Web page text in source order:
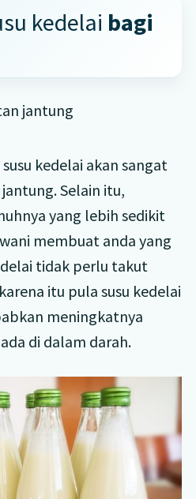
kedelai bagi
jantung
kedelai akan sangat
Selain itu,
yang lebih sedikit
membuat anda yang
tidak perlu takut
itu pula susu kedelai
meningkatnya
di dalam darah.